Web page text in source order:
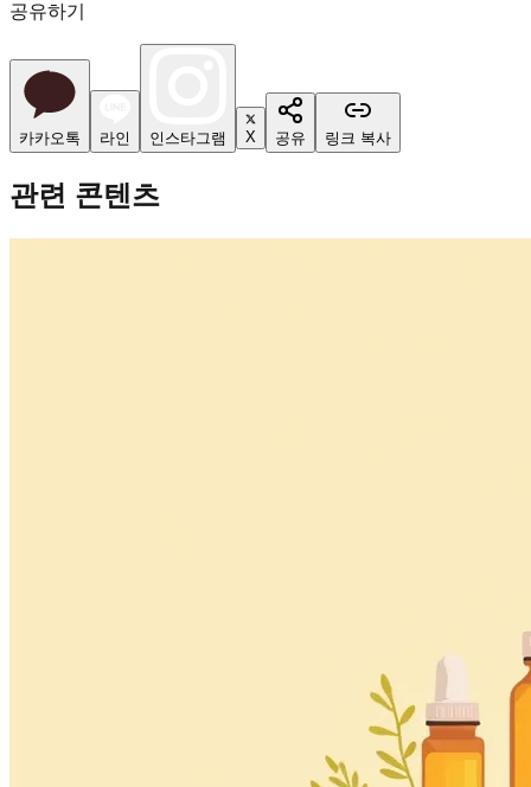
공유하기
카카오톡 라인 인스타그램 X 공유 링크 복사
관련 콘텐츠